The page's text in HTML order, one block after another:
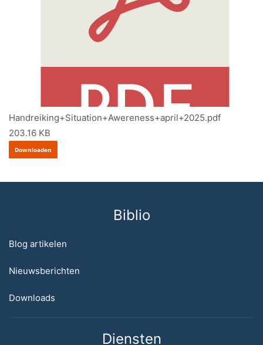
Handreiking+Situation+Awereness+april+2025.pdf
203.16 KB
Downloaden
Biblio
Blog artikelen
Nieuwsberichten
Downloads
Diensten